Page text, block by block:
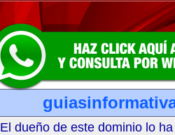
El dueño de este dominio lo